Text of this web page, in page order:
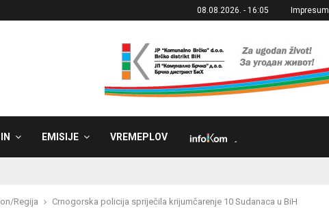
08.08.2026. - 16:05 Impresum
EMISIJE VREMEPLOV
Regija Crnogorska policija spriječila krijumčarenje 10 Sudanaca u BiH